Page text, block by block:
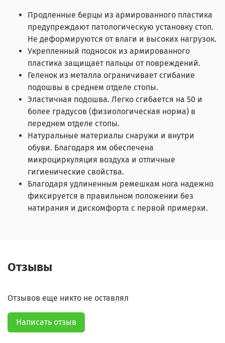
Продленные берцы из армированного пластика
предупреждают патологическую установку стоп.
Не деформируются от влаги и высоких нагрузок.
Укрепленный подносок из армированного
пластика защищает пальцы от повреждений.
Геленок из металла ограничивает сгибание
подошвы в среднем отделе стопы.
Эластичная подошва. Легко сгибается на 50 и
более градусов (физиологическая норма) в
переднем отделе стопы.
Натуральные материалы снаружи и внутри
обуви. Благодаря им обеспечена
микроциркуляция воздуха и отличные
гигиенические свойства.
Благодаря удлиненным ремешкам нога надежно
фиксируется в правильном положении без
натирания и дискомфорта с первой примерки.
Отзывы
Отзывов еще никто не оставлял
Написать отзыв